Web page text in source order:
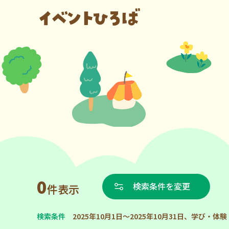
0件表示 検索条件を変更
検索条件 2025年10月1日～2025年10月31日、学び・体験